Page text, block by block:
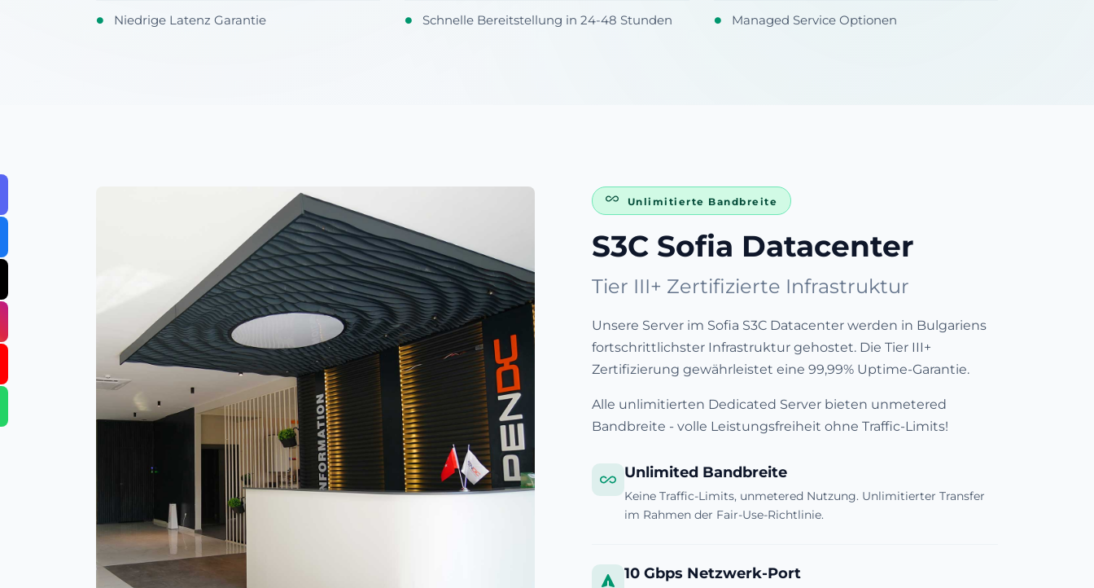
● Niedrige Latenz Garantie ● Schnelle Bereitstellung in 24-48 Stunden ● Managed Service Optionen
Unlimitierte Bandbreite
S3C Sofia Datacenter
Tier III+ Zertifizierte Infrastruktur
Unsere Server im Sofia S3C Datacenter werden in Bulgariens
fortschrittlichster Infrastruktur gehostet. Die Tier III+
Zertifizierung gewährleistet eine 99,99% Uptime-Garantie.
Alle unlimitierten Dedicated Server bieten unmetered
Bandbreite - volle Leistungsfreiheit ohne Traffic-Limits!
Unlimited Bandbreite
Keine Traffic-Limits, unmetered Nutzung. Unlimitierter Transfer
im Rahmen der Fair-Use-Richtlinie.
10 Gbps Netzwerk-Port